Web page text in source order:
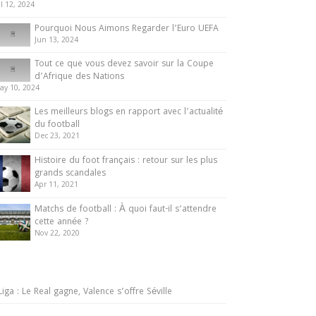
12, 2024
Pourquoi Nous Aimons Regarder l’Euro UEFA
Jun 13, 2024
Tout ce que vous devez savoir sur la Coupe
d’Afrique des Nations
10, 2024
Les meilleurs blogs en rapport avec l’actualité
du football
Dec 23, 2021
Histoire du foot français : retour sur les plus
grands scandales
Apr 11, 2021
Matchs de football : À quoi faut-il s’attendre
cette année ?
Nov 22, 2020
: Le Real gagne, Valence s’offre Séville